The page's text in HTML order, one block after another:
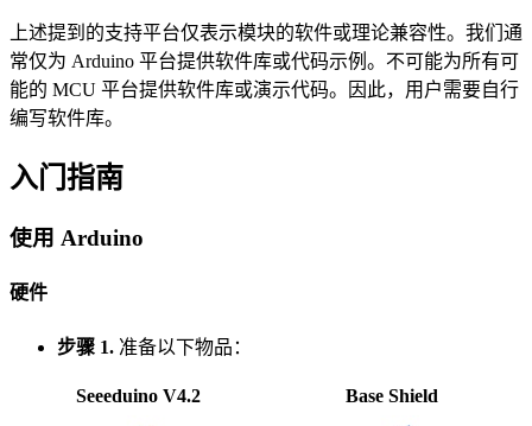
上述提到的支持平台仅表示模块的软件或理论兼容性。我们通
常仅为 Arduino 平台提供软件库或代码示例。不可能为所有可
能的 MCU 平台提供软件库或演示代码。因此，用户需要自行
编写软件库。
入门指南
使用 Arduino
硬件
步骤 1. 准备以下物品：
Seeeduino V4.2 Base Shield